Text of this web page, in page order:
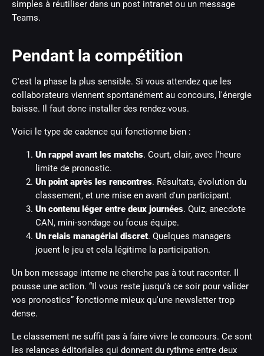
simples à réutiliser dans un post intranet ou un message
Teams.
Pendant la compétition
C'est la phase la plus sensible. Si vous attendez que les
collaborateurs viennent spontanément au concours, l'énergie
baisse. Il faut donc installer des rendez-vous.
Voici le type de cadence qui fonctionne bien :
Un rappel avant les matchs. Court, clair, avec l'heure
limite de pronostic.
Un point après les rencontres. Résultats, évolution du
classement, et une mise en avant d'un participant.
Un contenu léger entre deux journées. Quiz, anecdote
CAN, mini-sondage ou focus équipe.
Un relais managérial discret. Quelques managers
jouent le jeu et cela légitime la participation.
Un bon message interne ne cherche pas à tout raconter. Il
pousse une action. “Il vous reste jusqu'à ce soir pour valider
vos pronostics” fonctionne mieux qu'une newsletter trop
dense.
Le classement ne suffit pas à faire vivre le concours. Ce sont
les relances éditoriales qui donnent du rythme entre deux